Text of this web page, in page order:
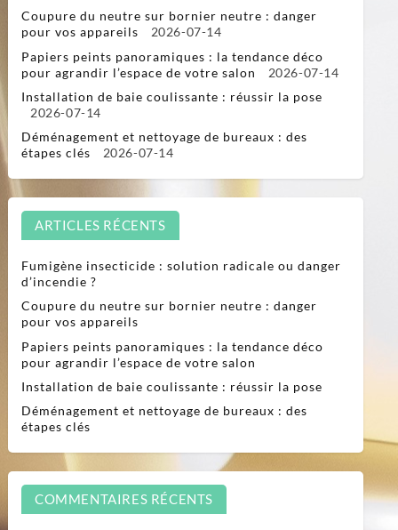
Coupure du neutre sur bornier neutre : danger
pour vos appareils
2026-07-14
Papiers peints panoramiques : la tendance déco
pour agrandir l’espace de votre salon
2026-07-14
Installation de baie coulissante : réussir la pose
2026-07-14
Déménagement et nettoyage de bureaux : des
étapes clés
2026-07-14
ARTICLES RÉCENTS
Fumigène insecticide : solution radicale ou danger
d’incendie ?
Coupure du neutre sur bornier neutre : danger
pour vos appareils
Papiers peints panoramiques : la tendance déco
pour agrandir l’espace de votre salon
Installation de baie coulissante : réussir la pose
Déménagement et nettoyage de bureaux : des
étapes clés
COMMENTAIRES RÉCENTS